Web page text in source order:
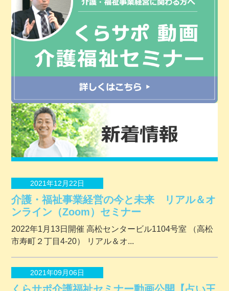
2021年12月22日
介護・福祉事業経営の今と未来 リアル＆オ
ンライン（Zoom）セミナー
2022年1月13日開催 ⾼松センタービル1104号室 （⾼松
市寿町２丁⽬4-20） リアル＆オ...
2021年09月06日